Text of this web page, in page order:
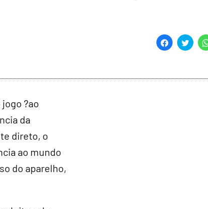
jogo ?ao
da
direto, o
ao mundo
do aparelho,